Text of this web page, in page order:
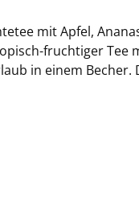
mit Apfel,
fruchtiger Tee
Die Teedosen lassen